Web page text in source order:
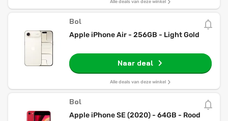
Alle deals van deze winkel
Bol
Apple iPhone Air - 256GB - Light Gold
Naar deal
Alle deals van deze winkel
Bol
Apple iPhone SE (2020) - 64GB - Rood